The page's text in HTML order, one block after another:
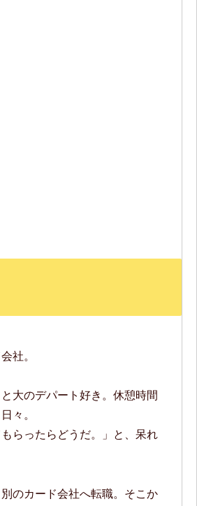
社。
大のデパート好き。休憩時間
々。
らったらどうだ。」と、呆れ
のカード会社へ転職。そこか